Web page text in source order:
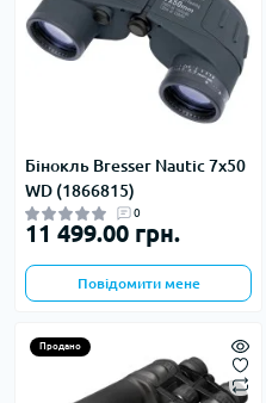
Бінокль Bresser Nautic 7x50
WD (1866815)
0
11 499.00 грн.
Повідомити мене
Продано